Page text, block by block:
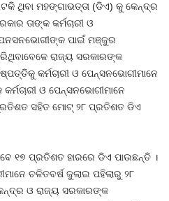
ଥିବା ମହଙ୍ଗାଭତ୍ତା (ଡିଏ) କୁ କେନ୍ଦ୍ର
ତାଙ୍କ କର୍ମଚାରୀ ଓ
ପାଇଁ ମଞ୍ଜୁର
ରାଜ୍ୟ ସରକାରଙ୍କ
କର୍ମଚାରୀ ଓ ପେନ୍‍ସନଭୋଗୀମାନେ
ଓ ପେନ୍‍ସନଭୋଗୀମାନେ
ସହିତ ମୋଟ୍‍ ୨୮ ପ୍ରତିଶତ ଡିଏ
୧୭ ପ୍ରତିଶତ ହାରରେ ଡିଏ ପାଉଛନ୍ତି ।
ଚଳିତବର୍ଷ ଜୁଲାଇ ପହିଲାରୁ ୨୮
ଓ ରାଜ୍ୟ ସରକାରଙ୍କ